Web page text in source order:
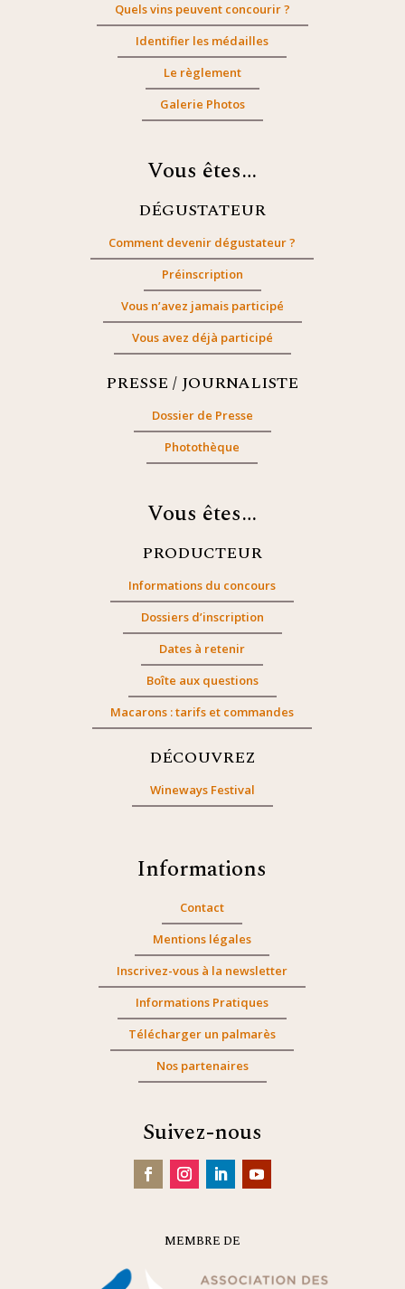
Quels vins peuvent concourir ?
Identifier les médailles
Le règlement
Galerie Photos
Vous êtes…
DÉGUSTATEUR
Comment devenir dégustateur ?
Préinscription
Vous n’avez jamais participé
Vous avez déjà participé
PRESSE / JOURNALISTE
Dossier de Presse
Photothèque
Vous êtes…
PRODUCTEUR
Informations du concours
Dossiers d’inscription
Dates à retenir
Boîte aux questions
Macarons : tarifs et commandes
DÉCOUVREZ
Wineways Festival
Informations
Contact
Mentions légales
Inscrivez-vous à la newsletter
Informations Pratiques
Télécharger un palmarès
Nos partenaires
Suivez-nous
MEMBRE DE